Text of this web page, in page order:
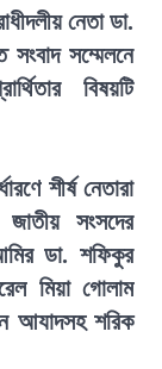
নেতা ডা.
সম্মেলনে
বিষয়টি
শীর্ষ নেতারা
সংসদের
ডা. শফিকুর
মিয়া গোলাম
আযাদসহ শরিক